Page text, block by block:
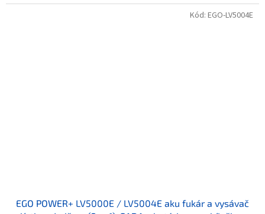
EGO POWER+ LV5000E / LV5004E aku fukár a vysávač
Kód: EGO-LV5004E